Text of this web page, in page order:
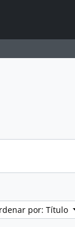
por: Título